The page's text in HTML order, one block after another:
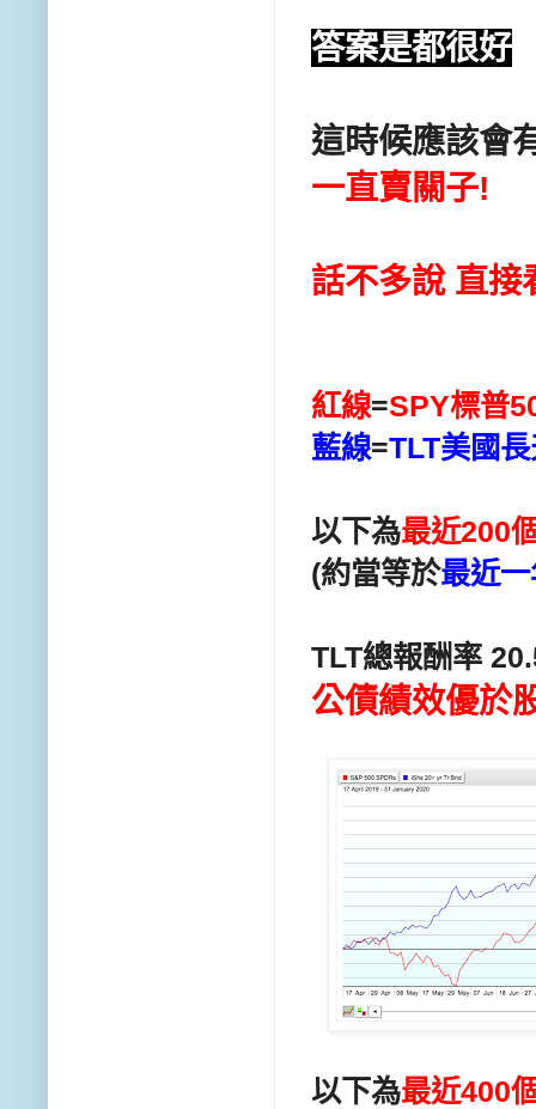
答案是都很好
這時候應該會
一直賣關子!
話不多說 直接
紅線=SPY標普
藍線=TLT美國
以下為最近200
(約當等於最近
TLT總報酬率
公債績效優於
以下為最近400